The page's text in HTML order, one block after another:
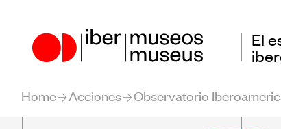
El
Home Acciones Observatorio